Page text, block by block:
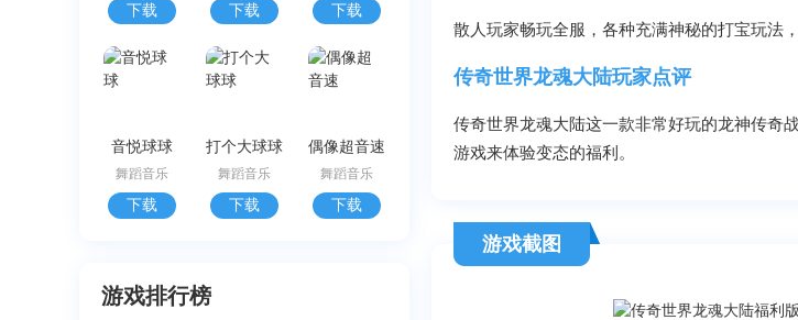
下载 下载 下载
音悦球球
舞蹈音乐
下载
打个大球球
舞蹈音乐
下载
偶像超音速
舞蹈音乐
下载
游戏排行榜
散人玩家畅玩全服，各种充满神秘的打宝玩法
传奇世界龙魂大陆玩家点评
传奇世界龙魂大陆这一款非常好玩的龙神传奇
游戏来体验变态的福利。
游戏截图